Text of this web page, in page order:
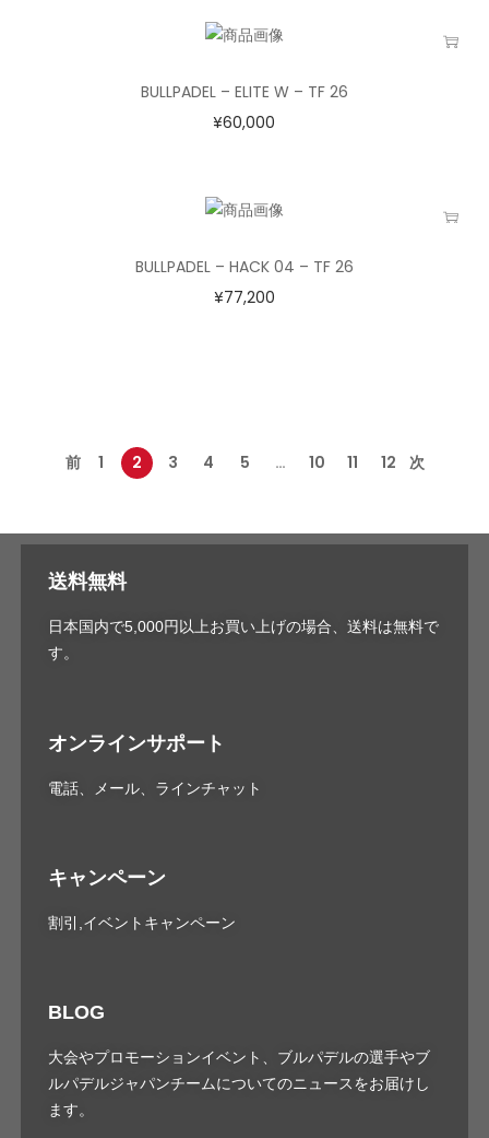
BULLPADEL – ELITE W – TF 26
¥60,000
BULLPADEL – HACK 04 – TF 26
¥77,200
前 1 2 3 4 5 … 10 11 12 次
送料無料
日本国内で5,000円以上お買い上げの場合、送料は無料で
す。
オンラインサポート
電話、メール、ラインチャット
キャンペーン
割引,イベントキャンペーン
BLOG
大会やプロモーションイベント、ブルパデルの選手やブ
ルパデルジャパンチームについてのニュースをお届けし
ます。